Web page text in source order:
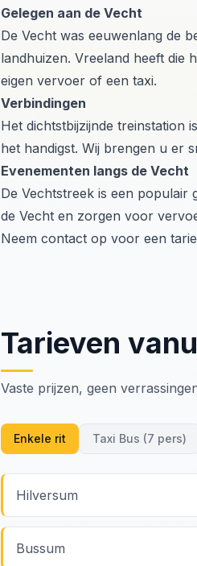
Gelegen aan de Vecht
De Vecht was eeuwenlang de
landhuizen. Vreeland heeft die
eigen vervoer of een taxi.
Verbindingen
Het dichtstbijzijnde treinstation
het handigst. Wij brengen u er
Evenementen langs de Vecht
De Vechtstreek is een populair
de Vecht en zorgen voor
Neem contact op voor een
Tarieven
Vaste prijzen, geen
Enkele rit Taxi Bus (7 pers)
Hilversum
Bussum